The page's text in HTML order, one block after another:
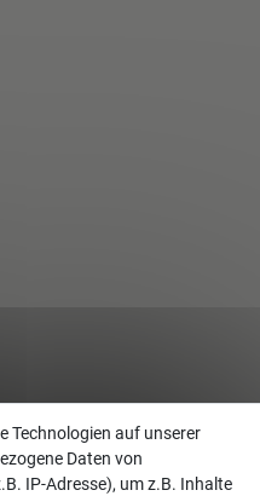
Technologien auf unserer
Daten von
IP-Adresse), um z.B. Inhalte